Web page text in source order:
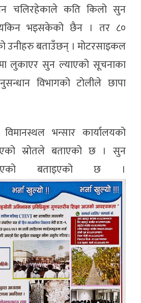
चलिरहेकाले कति किलो सुन
यकिन भइसकेको छैन । तर ८०
उनीहरु बताउँछन् । मोटरसाइकल
लुकाएर सुन ल्याएको सूचनाका
विभागको टोलीले छापा
विमानस्थल भन्सार कार्यालयको
स्रोतले बताएको छ । सुन
बताइएको छ ।